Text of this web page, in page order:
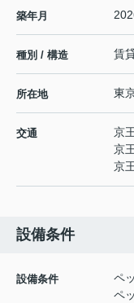
築年月
種別 / 構造 賃
所在地 東
交通 京
京
京
設備条件
設備条件
ペ
ペ